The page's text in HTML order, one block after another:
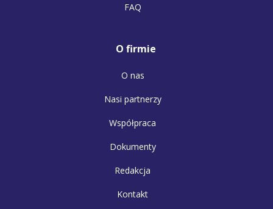
FAQ
O firmie
O nas
Nasi partnerzy
Współpraca
Dokumenty
Redakcja
Kontakt